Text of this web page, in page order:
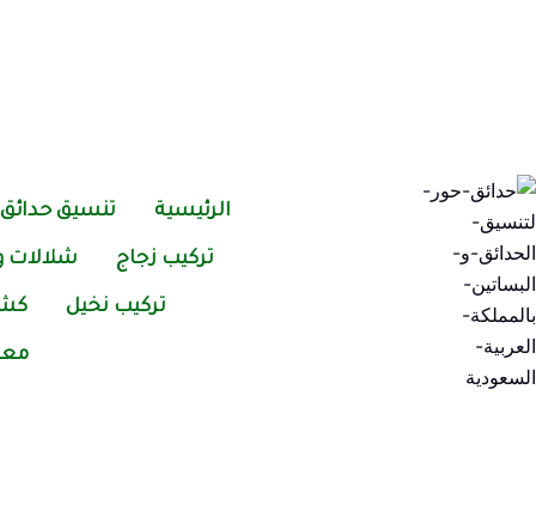
الرئيسية تنسيق حدائق
تركيب زجاج شلالات
تركيب نخيل